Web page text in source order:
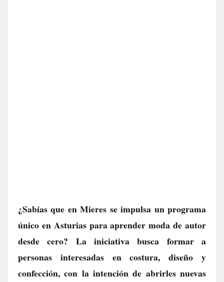
¿Sabías que en Mieres se impulsa un programa
único en Asturias para aprender moda de autor
desde cero? La iniciativa busca formar a
personas interesadas en costura, diseño y
confección, con la intención de abrirles nuevas